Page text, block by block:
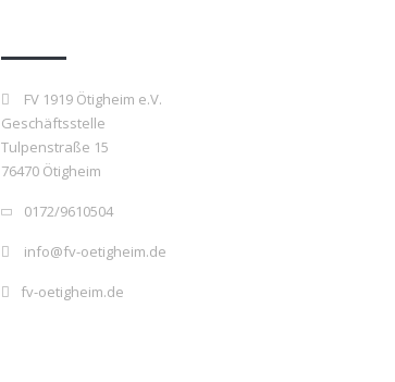
FV 1919 Ötigheim e.V.
Geschäftsstelle
Tulpenstraße 15
76470 Ötigheim
0172/9610504
info@fv-oetigheim.de
fv-oetigheim.de